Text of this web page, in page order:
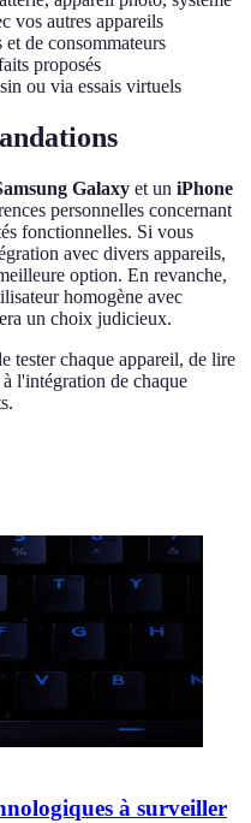
vos autres appareils
de consommateurs
proposés
ou via essais virtuels
Galaxy et un iPhone
personnelles concernant
fonctionnelles. Si vous
avec divers appareils,
option. En revanche,
homogène avec
un choix judicieux.
tester chaque appareil, de lire
l'intégration de chaque
à surveiller